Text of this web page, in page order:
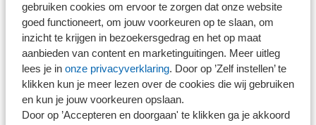
gebruiken cookies om ervoor te zorgen dat onze website
goed functioneert, om jouw voorkeuren op te slaan, om
inzicht te krijgen in bezoekersgedrag en het op maat
aanbieden van content en marketinguitingen. Meer uitleg
lees je in onze privacyverklaring. Door op ’Zelf instellen’ te
klikken kun je meer lezen over de cookies die wij gebruiken
en kun je jouw voorkeuren opslaan.
Door op ’Accepteren en doorgaan' te klikken ga je akkoord
belastingheffing betrokken, ook als deze niet meer aan
de voorwaarden voldoet. Hiermee wordt het ontwijken
van belasting voorkomen.
Terugwerkende kracht